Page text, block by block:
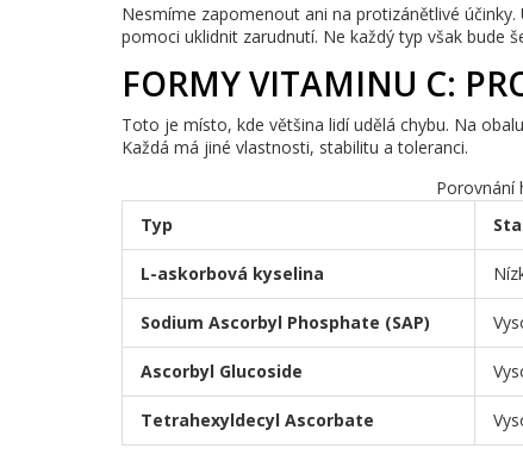
Nesmíme zapomenout ani na protizánětlivé
pomoci uklidnit zarudnutí. Ne každý typ však bude
FORMY VITAMINU C:
Toto je místo, kde většina lidí udělá chybu. Na
Každá má jiné vlastnosti, stabilitu a toleranci.
Porovnání
Typ
L-askorbová kyselina
Sodium Ascorbyl Phosphate (SAP)
Ascorbyl Glucoside
Tetrahexyldecyl Ascorbate